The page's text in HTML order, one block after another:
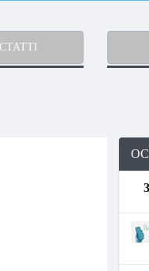
СТАТТІ